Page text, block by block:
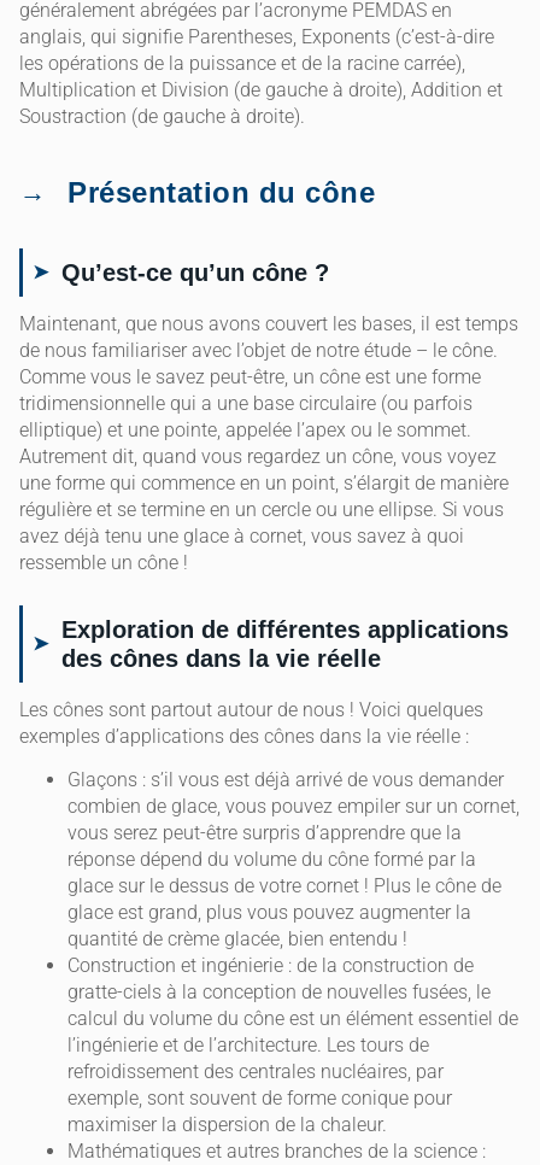
généralement abrégées par l’acronyme PEMDAS en
anglais, qui signifie Parentheses, Exponents (c’est-à-dire
les opérations de la puissance et de la racine carrée),
Multiplication et Division (de gauche à droite), Addition et
Soustraction (de gauche à droite).
Présentation du cône
Qu’est-ce qu’un cône ?
Maintenant, que nous avons couvert les bases, il est temps
de nous familiariser avec l’objet de notre étude – le cône.
Comme vous le savez peut-être, un cône est une forme
tridimensionnelle qui a une base circulaire (ou parfois
elliptique) et une pointe, appelée l’apex ou le sommet.
Autrement dit, quand vous regardez un cône, vous voyez
une forme qui commence en un point, s’élargit de manière
régulière et se termine en un cercle ou une ellipse. Si vous
avez déjà tenu une glace à cornet, vous savez à quoi
ressemble un cône !
Exploration de différentes applications
des cônes dans la vie réelle
Les cônes sont partout autour de nous ! Voici quelques
exemples d’applications des cônes dans la vie réelle :
Glaçons : s’il vous est déjà arrivé de vous demander
combien de glace, vous pouvez empiler sur un cornet,
vous serez peut-être surpris d’apprendre que la
réponse dépend du volume du cône formé par la
glace sur le dessus de votre cornet ! Plus le cône de
glace est grand, plus vous pouvez augmenter la
quantité de crème glacée, bien entendu !
Construction et ingénierie : de la construction de
gratte-ciels à la conception de nouvelles fusées, le
calcul du volume du cône est un élément essentiel de
l’ingénierie et de l’architecture. Les tours de
refroidissement des centrales nucléaires, par
exemple, sont souvent de forme conique pour
maximiser la dispersion de la chaleur.
Mathématiques et autres branches de la science :